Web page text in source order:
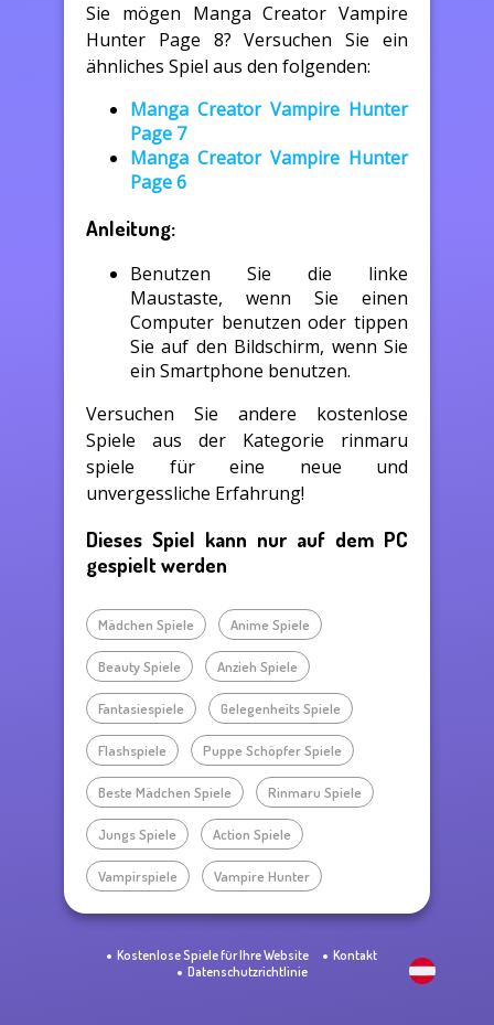
Sie mögen Manga Creator Vampire
Hunter Page 8? Versuchen Sie ein
ähnliches Spiel aus den folgenden:
Manga Creator Vampire Hunter
Page 7
Manga Creator Vampire Hunter
Page 6
Anleitung:
Benutzen Sie die linke
Maustaste, wenn Sie einen
Computer benutzen oder tippen
Sie auf den Bildschirm, wenn Sie
ein Smartphone benutzen.
Versuchen Sie andere kostenlose
Spiele aus der Kategorie rinmaru
spiele für eine neue und
unvergessliche Erfahrung!
Dieses Spiel kann nur auf dem PC
gespielt werden
Mädchen Spiele Anime Spiele
Beauty Spiele Anzieh Spiele
Fantasiespiele Gelegenheits Spiele
Flashspiele Puppe Schöpfer Spiele
Beste Mädchen Spiele Rinmaru Spiele
Jungs Spiele Action Spiele
Vampirspiele Vampire Hunter
Kostenlose Spiele für Ihre Website
Kontakt
Datenschutzrichtlinie